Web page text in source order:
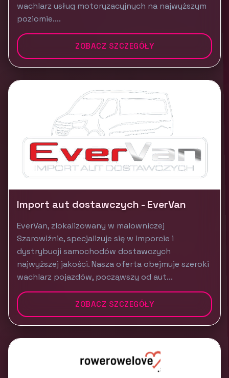
wachlarz usług motoryzacyjnych na najwyższym
poziomie....
ZOBACZ SZCZEGÓŁY
Import aut dostawczych - EverVan
EverVan, zlokalizowany w malowniczej
Szarowiźnie, specjalizuje się w imporcie i
dystrybucji samochodów dostawczych
najwyższej jakości. Nasza oferta obejmuje szeroki
wachlarz pojazdów, począwszy od aut...
ZOBACZ SZCZEGÓŁY